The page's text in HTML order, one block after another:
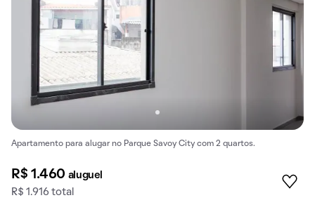
Apartamento para alugar no Parque Savoy City com 2 quartos.
R$ 1.460 aluguel
R$ 1.916 total